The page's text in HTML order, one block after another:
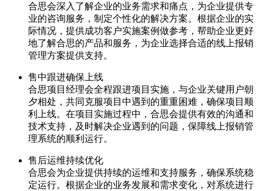
合思会深入了解企业的业务需求和痛点，为企业提供专
业的咨询服务，制定个性化的解决方案。根据企业的实
际情况，提供成功客户实施案例做参考，帮助企业更好
地了解合思的产品和服务，为企业选择合适的线上报销
管理方案提供支持。
售中跟进确保上线
合思项目经理会全程跟进项目实施，与企业关键用户朝
夕相处，共同克服项目中遇到的重重困难，确保项目顺
利上线。在项目实施过程中，合思会提供有效的沟通和
技术支持，及时解决企业遇到的问题，保障线上报销管
理系统的顺利运行。
售后运维持续优化
合思会为企业提供持续的运维和支持服务，确保系统稳
定运行。根据企业的业务发展和需求变化，对系统进行